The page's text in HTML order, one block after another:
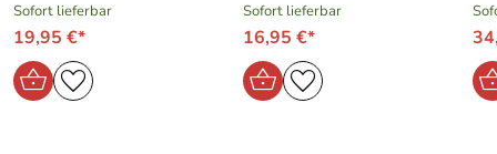
Sofort lieferbar
19,95 €*
Sofort lieferbar
16,95 €*